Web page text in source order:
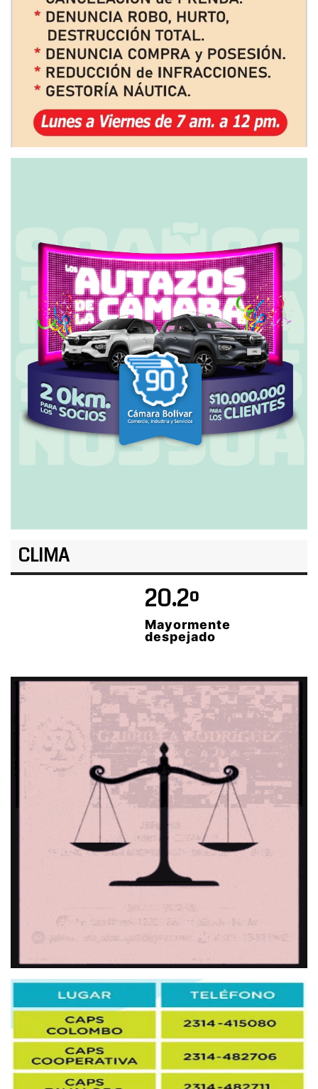
CLIMA
20.2º
Mayormente
despejado